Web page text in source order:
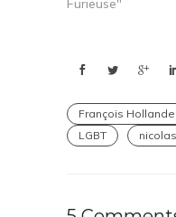
Furieuse"
François Hollande
LGBT